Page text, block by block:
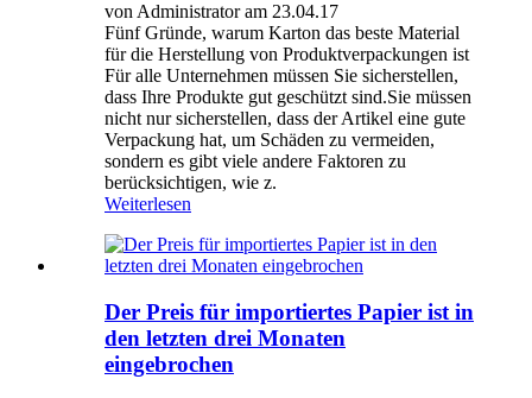
von Administrator am 23.04.17
Fünf Gründe, warum Karton das beste Material
für die Herstellung von Produktverpackungen ist
Für alle Unternehmen müssen Sie sicherstellen,
dass Ihre Produkte gut geschützt sind.Sie müssen
nicht nur sicherstellen, dass der Artikel eine gute
Verpackung hat, um Schäden zu vermeiden,
sondern es gibt viele andere Faktoren zu
berücksichtigen, wie z.
Weiterlesen
Der Preis für importiertes Papier ist in
den letzten drei Monaten
eingebrochen